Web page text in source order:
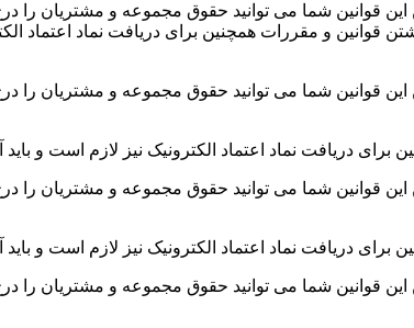
قوانین شما می توانید حقوق مجموعه و مشتریان را درج
و مقررات همچنین برای دریافت نماد اعتماد
قوانین شما می توانید حقوق مجموعه و مشتریان را درج
دریافت نماد اعتماد الکترونیک نیز لازم است و باید
قوانین شما می توانید حقوق مجموعه و مشتریان را درج
دریافت نماد اعتماد الکترونیک نیز لازم است و باید
قوانین شما می توانید حقوق مجموعه و مشتریان را درج